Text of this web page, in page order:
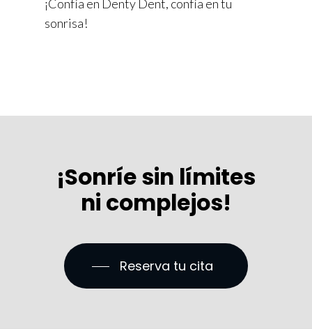
¡Confía en Denty Dent, confía en tu
sonrisa!
¡Sonríe sin límites
ni complejos!
Reserva tu cita